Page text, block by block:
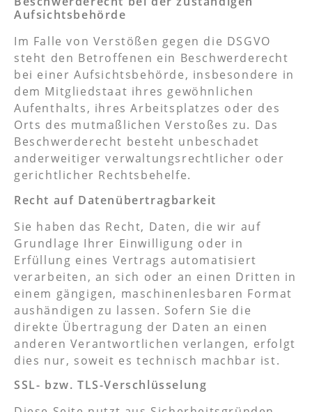
Aufsichts­behörde
Im Falle von Verstößen gegen die DSGVO
steht den Betroffenen ein Beschwerderecht
bei einer Aufsichtsbehörde, insbesondere in
dem Mitgliedstaat ihres gewöhnlichen
Aufenthalts, ihres Arbeitsplatzes oder des
Orts des mutmaßlichen Verstoßes zu. Das
Beschwerderecht besteht unbeschadet
anderweitiger verwaltungsrechtlicher oder
gerichtlicher Rechtsbehelfe.
Recht auf Daten­übertrag­barkeit
Sie haben das Recht, Daten, die wir auf
Grundlage Ihrer Einwilligung oder in
Erfüllung eines Vertrags automatisiert
verarbeiten, an sich oder an einen Dritten in
einem gängigen, maschinenlesbaren Format
aushändigen zu lassen. Sofern Sie die
direkte Übertragung der Daten an einen
anderen Verantwortlichen verlangen, erfolgt
dies nur, soweit es technisch machbar ist.
SSL- bzw. TLS-Verschlüsselung